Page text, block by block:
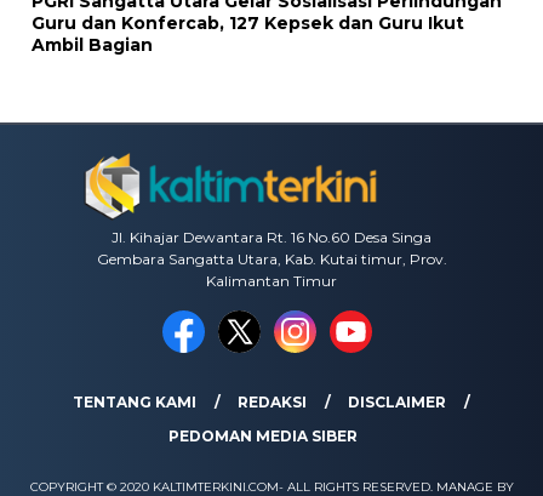
Guru dan Konfercab, 127 Kepsek dan Guru Ikut
Ambil Bagian
Jl. Kihajar Dewantara Rt. 16 No.60 Desa Singa
Gembara Sangatta Utara, Kab. Kutai timur, Prov.
Kalimantan Timur
TENTANG KAMI REDAKSI
DISCLAIMER
PEDOMAN MEDIA SIBER
COPYRIGHT © 2020 KALTIMTERKINI.COM- ALL RIGHTS RESERVED. MANAGE BY